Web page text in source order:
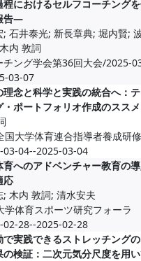
程におけるセルフコーチング
告—
; 石井泰光; 新長章典; 堀内賢;
内 敦詞
チング学会第36回大会/2025-
03-07
理念と科学と実践の統合へ：
・ポートフォリオ作成のススメ
国大学体育連合指導者養成研修
03-04--2025-03-04
育へのアドベンチャー教育の
応
; 木内 敦詞; 清水安夫
学体育スポーツ研究フォーラ
02-28--2025-02-28
で実践できるストレッチング
の検証：二次元気分尺度を用